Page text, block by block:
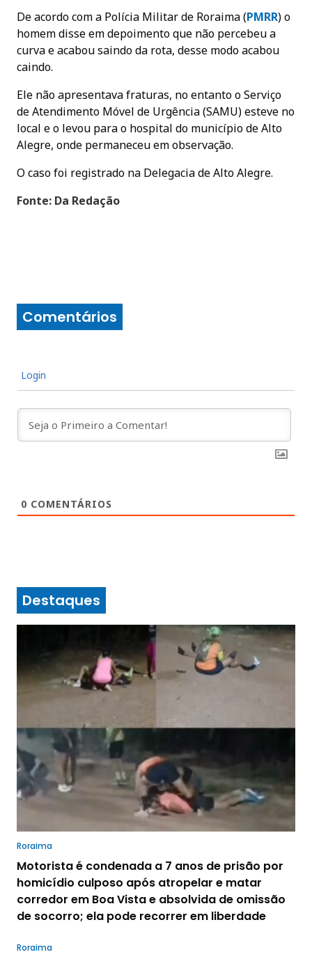
De acordo com a Polícia Militar de Roraima (PMRR) o
homem disse em depoimento que não percebeu a
curva e acabou saindo da rota, desse modo acabou
caindo.
Ele não apresentava fraturas, no entanto o Serviço
de Atendimento Móvel de Urgência (SAMU) esteve no
local e o levou para o hospital do município de Alto
Alegre, onde permaneceu em observação.
O caso foi registrado na Delegacia de Alto Alegre.
Fonte: Da Redação
Comentários
Login
0 COMENTÁRIOS
Destaques
Roraima
Motorista é condenada a 7 anos de prisão por
homicídio culposo após atropelar e matar
corredor em Boa Vista e absolvida de omissão
de socorro; ela pode recorrer em liberdade
Roraima